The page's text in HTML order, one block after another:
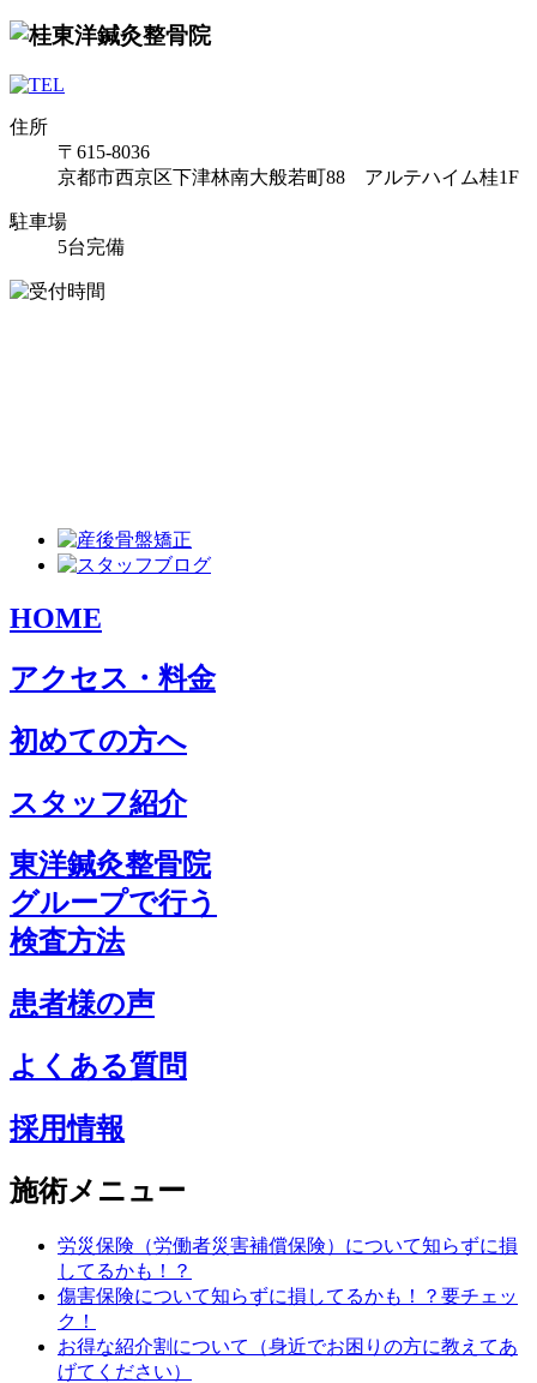
住所
〒615-8036
京都市西京区下津林南大般若町88 アルテハイム桂1F
駐車場
5台完備
HOME
アクセス・料金
初めての方へ
スタッフ紹介
東洋鍼灸整骨院
グループで行う
検査方法
患者様の声
よくある質問
採用情報
施術メニュー
労災保険（労働者災害補償保険）について知らずに損
してるかも！？
傷害保険について知らずに損してるかも！？要チェッ
ク！
お得な紹介割について（身近でお困りの方に教えてあ
げてください）